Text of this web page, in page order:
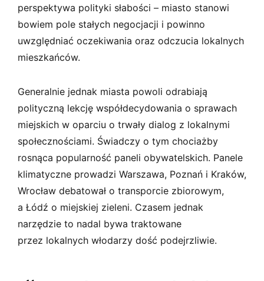
perspektywa polityki słabości – miasto stanowi
bowiem pole stałych negocjacji i powinno
uwzględniać oczekiwania oraz odczucia lokalnych
mieszkańców.
Generalnie jednak miasta powoli odrabiają
polityczną lekcję współdecydowania o sprawach
miejskich w oparciu o trwały dialog z lokalnymi
społecznościami. Świadczy o tym chociażby
rosnąca popularność paneli obywatelskich. Panele
klimatyczne prowadzi Warszawa, Poznań i Kraków,
Wrocław debatował o transporcie zbiorowym,
a Łódź o miejskiej zieleni. Czasem jednak
narzędzie to nadal bywa traktowane
przez lokalnych włodarzy dość podejrzliwie.